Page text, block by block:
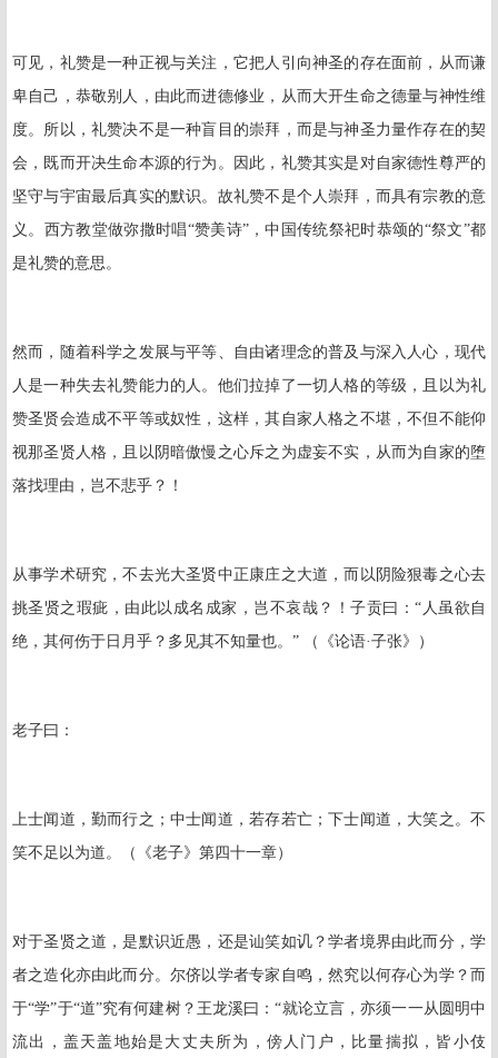
可见，礼赞是一种正视与关注，它把人引向神圣的存在面前，从而谦
卑自己，恭敬别人，由此而进德修业，从而大开生命之德量与神性维
度。所以，礼赞决不是一种盲目的崇拜，而是与神圣力量作存在的契
会，既而开决生命本源的行为。因此，礼赞其实是对自家德性尊严的
坚守与宇宙最后真实的默识。故礼赞不是个人崇拜，而具有宗教的意
义。西方教堂做弥撒时唱“赞美诗”，中国传统祭祀时恭颂的“祭文”都
是礼赞的意思。
然而，随着科学之发展与平等、自由诸理念的普及与深入人心，现代
人是一种失去礼赞能力的人。他们拉掉了一切人格的等级，且以为礼
赞圣贤会造成不平等或奴性，这样，其自家人格之不堪，不但不能仰
视那圣贤人格，且以阴暗傲慢之心斥之为虚妄不实，从而为自家的堕
落找理由，岂不悲乎？！
从事学术研究，不去光大圣贤中正康庄之大道，而以阴险狠毒之心去
挑圣贤之瑕疵，由此以成名成家，岂不哀哉？！子贡曰：“人虽欲自
绝，其何伤于日月乎？多见其不知量也。” （《论语·子张》）
老子曰：
上士闻道，勤而行之；中士闻道，若存若亡；下士闻道，大笑之。不
笑不足以为道。（《老子》第四十一章）
对于圣贤之道，是默识近愚，还是讪笑如讥？学者境界由此而分，学
者之造化亦由此而分。尔侪以学者专家自鸣，然究以何存心为学？而
于“学”于“道”究有何建树？王龙溪曰：“就论立言，亦须一一从圆明中
流出，盖天盖地始是大丈夫所为，傍人门户，比量揣拟，皆小伎